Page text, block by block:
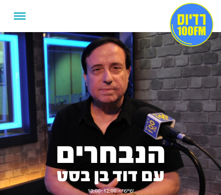
הנבחרים
עם דוד בן בסט
שישי - 10:00-12:00